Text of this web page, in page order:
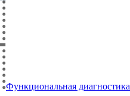
Функциональная диагностика